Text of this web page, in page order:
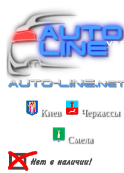
Киев Черкассы
Смела